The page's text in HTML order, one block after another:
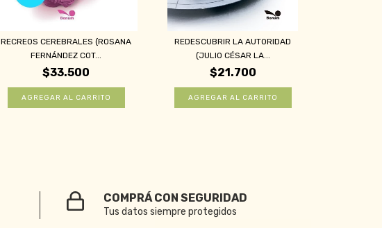
RECREOS CEREBRALES (ROSANA
FERNÁNDEZ COT...
$33.500
REDESCUBRIR LA AUTORIDAD
(JULIO CÉSAR LA...
$21.700
COMPRÁ CON SEGURIDAD
Tus datos siempre protegidos